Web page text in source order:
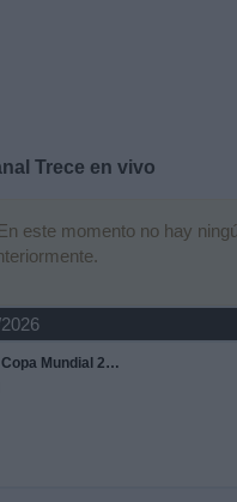
Trece en vivo
este momento no hay
FIFA Copa Mundial 2026